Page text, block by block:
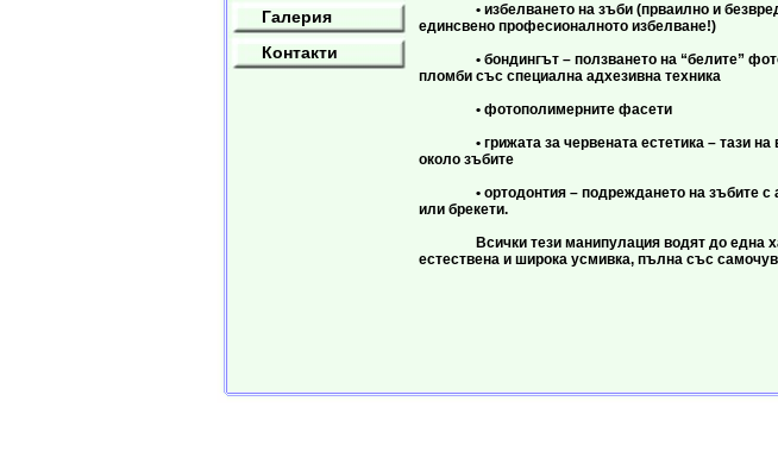
Галерия
Контакти
• избелването на зъби (прваилно и
единсвено професионалното избелване!)
• бондингът – ползването на “белите”
пломби със специална адхезивна техника
• фотополимерните фасети
• грижата за червената естетика – тази на
около зъбите
• ортодонтия – подреждането на зъбите с
или брекети.
Всички тези манипулация водят до една
естествена и широка усмивка, пълна със